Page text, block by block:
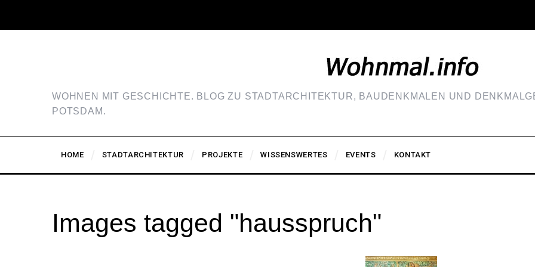
WOHNEN MIT GESCHICHTE. BLOG ZU STADTARCHITEKTUR, BAUDENKMALEN UND
POTSDAM.
HOME STADTARCHITEKTUR PROJEKTE WISSENSWERTES EVENTS KONTAKT
Images tagged "hausspruch"